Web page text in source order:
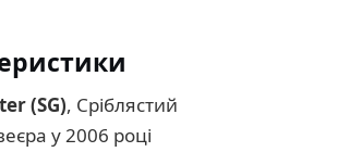
(SG), Сріблястий
у 2006 році